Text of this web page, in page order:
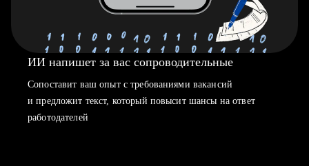
ИИ напишет за вас сопроводительные
Сопоставит ваш опыт с требованиями вакансий
и предложит текст, который повысит шансы на ответ
работодателей